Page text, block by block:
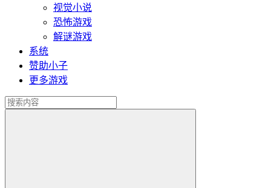
视觉小说
恐怖游戏
解谜游戏
系统
赞助小子
更多游戏